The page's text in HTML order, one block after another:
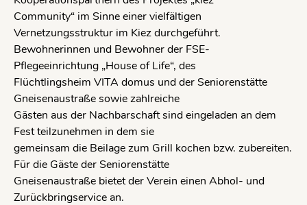
Community“ im Sinne einer vielfältigen
Vernetzungsstruktur im Kiez durchgeführt.
Bewohnerinnen und Bewohner der FSE-
Pflegeeinrichtung „House of Life“, des
Flüchtlingsheim VITA domus und der Seniorenstätte
Gneisenaustraße sowie zahlreiche
Gästen aus der Nachbarschaft sind eingeladen an dem
Fest teilzunehmen in dem sie
gemeinsam die Beilage zum Grill kochen bzw. zubereiten.
Für die Gäste der Seniorenstätte
Gneisenaustraße bietet der Verein einen Abhol- und
Zurückbringservice an.